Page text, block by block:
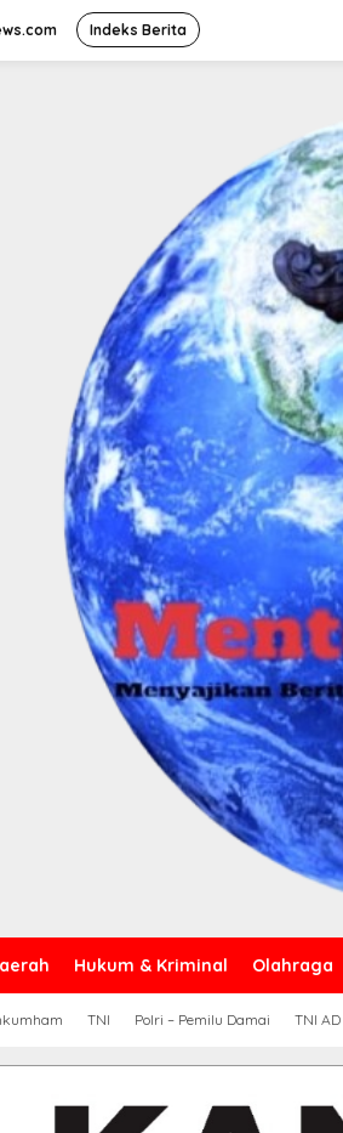
Indeks Berita
Hukum & Kriminal Olahraga
TNI Polri – Pemilu Damai TNI AD